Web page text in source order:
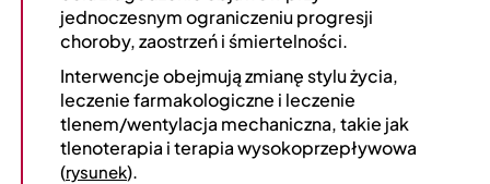
jednoczesnym ograniczeniu progresji
choroby, zaostrzeń i śmiertelności.
Interwencje obejmują zmianę stylu życia,
leczenie farmakologiczne i leczenie
tlenem/wentylacja mechaniczna, takie jak
tlenoterapia i terapia wysokoprzepływowa
(rysunek).